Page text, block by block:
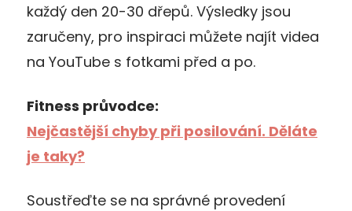
každý den 20-30 dřepů. Výsledky jsou
zaručeny, pro inspiraci můžete najít videa
na YouTube s fotkami před a po.
Fitness průvodce:
Nejčastější chyby při posilování. Děláte
je taky?
Soustřeďte se na správné provedení